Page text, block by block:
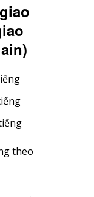
theo